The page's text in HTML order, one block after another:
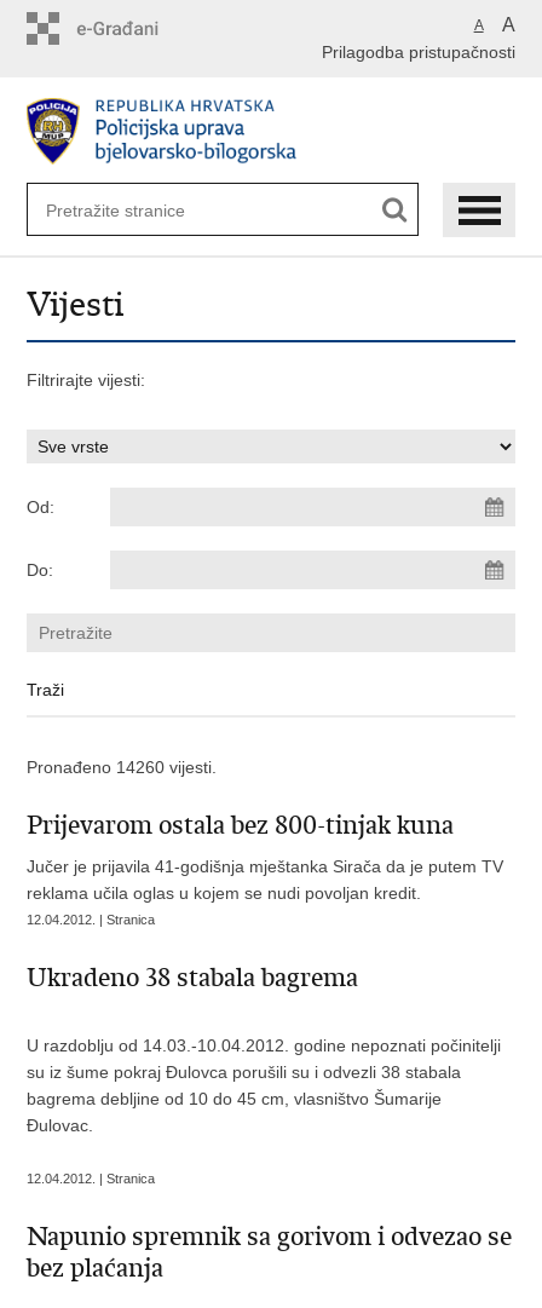
A A
Prilagodba pristupačnosti
Vijesti
Filtrirajte vijesti:
Od:
Do:
Pronađeno 14260 vijesti.
Prijevarom ostala bez 800-tinjak kuna
Jučer je prijavila 41-godišnja mještanka Sirača da je putem TV
reklama učila oglas u kojem se nudi povoljan kredit.
12.04.2012. | Stranica
Ukradeno 38 stabala bagrema
U razdoblju od 14.03.-10.04.2012. godine nepoznati počinitelji
su iz šume pokraj Đulovca porušili su i odvezli 38 stabala
bagrema debljine od 10 do 45 cm, vlasništvo Šumarije
Đulovac.
12.04.2012. | Stranica
Napunio spremnik sa gorivom i odvezao se
bez plaćanja